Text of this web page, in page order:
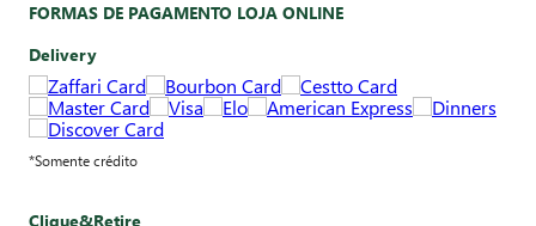
FORMAS DE PAGAMENTO LOJA ONLINE
Delivery
*Somente crédito
Clique&Retire